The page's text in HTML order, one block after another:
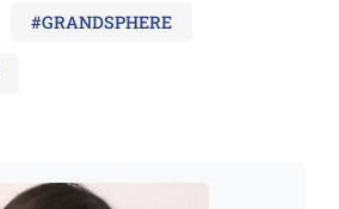
#GRANDSPHERE